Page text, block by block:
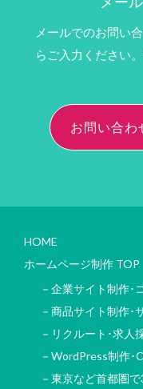
メールでのお問い
らご入力ください
お問い合わ
HOME
ホームページ制作 TOP
－企業サイト制作･
－商品サイト制作･
－リクルート･求人
－WordPress制作･
－東京など首都圏